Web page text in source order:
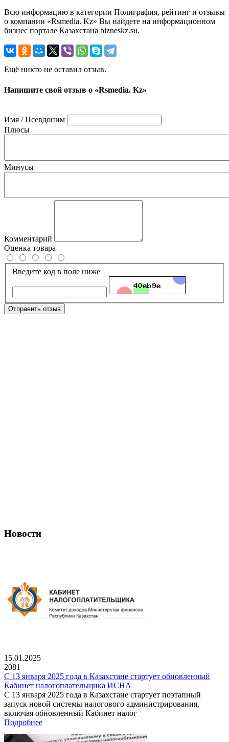
Всю информацию в категории Полиграфия, рейтинг и отзывы
о компании «Rsmedia. Kz» Вы найдете на информационном
бизнес портале Казахстана bizneskz.su.
Ещё никто не оставил отзыв.
Напишите свой отзыв о «Rsmedia. Kz»
Имя / Псевдоним
Плюсы
Минусы
Комментарий
Оценка товара
Введите код в поле ниже
Отправить отзыв
Новости
15.01.2025
2081
С 13 января 2025 года в Казахстане стартует обновленный
Кабинет налогоплательщика ИСНА
С 13 января 2025 года в Казахстане стартует поэтапный
запуск новой системы налогового администрирования,
включая обновленный Кабинет налог
Подробнее